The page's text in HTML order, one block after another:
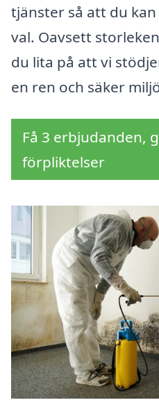
tjänster så att du
val. Oavsett
du lita på att vi
en ren och säker
Få 3 erbjudanden,
förpliktelser